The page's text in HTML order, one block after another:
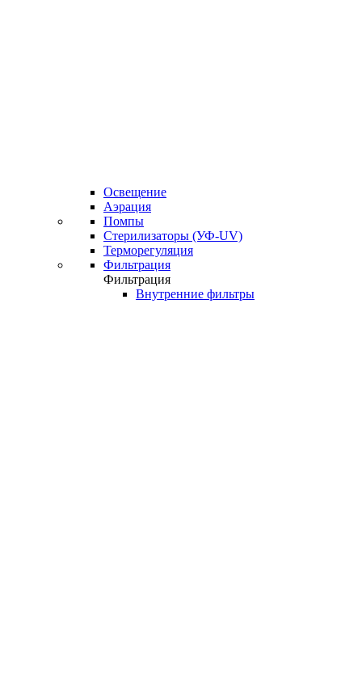
Освещение
Аэрация
Помпы
Стерилизаторы (УФ-UV)
Терморегуляция
Фильтрация
Фильтрация
Внутренние фильтры